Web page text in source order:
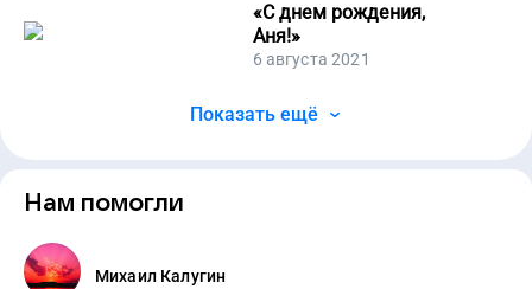
«С днем рождения,
Аня!»
6 августа 2021
Показать ещё
Нам помогли
Михаил Калугин